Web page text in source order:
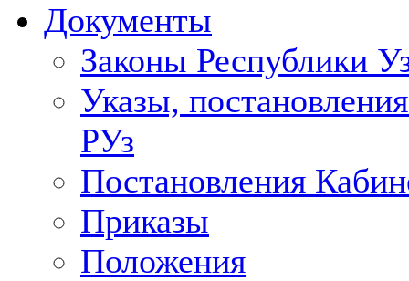
Документы
Законы Республики
Указы,
РУз
Постановления
Приказы
Положения